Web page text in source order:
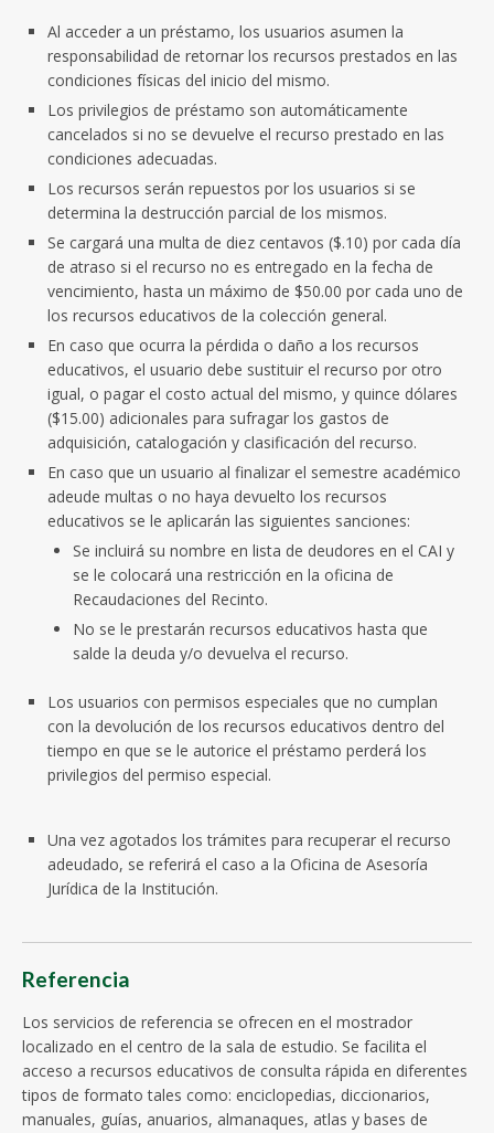
Al acceder a un préstamo, los usuarios asumen la
responsabilidad de retornar los recursos prestados en las
condiciones físicas del inicio del mismo.
Los privilegios de préstamo son automáticamente
cancelados si no se devuelve el recurso prestado en las
condiciones adecuadas.
Los recursos serán repuestos por los usuarios si se
determina la destrucción parcial de los mismos.
Se cargará una multa de diez centavos ($.10) por cada día
de atraso si el recurso no es entregado en la fecha de
vencimiento, hasta un máximo de $50.00 por cada uno de
los recursos educativos de la colección general.
En caso que ocurra la pérdida o daño a los recursos
educativos, el usuario debe sustituir el recurso por otro
igual, o pagar el costo actual del mismo, y quince dólares
($15.00) adicionales para sufragar los gastos de
adquisición, catalogación y clasificación del recurso.
En caso que un usuario al finalizar el semestre académico
adeude multas o no haya devuelto los recursos
educativos se le aplicarán las siguientes sanciones:
Se incluirá su nombre en lista de deudores en el CAI y
se le colocará una restricción en la oficina de
Recaudaciones del Recinto.
No se le prestarán recursos educativos hasta que
salde la deuda y/o devuelva el recurso.
Los usuarios con permisos especiales que no cumplan
con la devolución de los recursos educativos dentro del
tiempo en que se le autorice el préstamo perderá los
privilegios del permiso especial.
Una vez agotados los trámites para recuperar el recurso
adeudado, se referirá el caso a la Oficina de Asesoría
Jurídica de la Institución.
Referencia
Los servicios de referencia se ofrecen en el mostrador
localizado en el centro de la sala de estudio. Se facilita el
acceso a recursos educativos de consulta rápida en diferentes
tipos de formato tales como: enciclopedias, diccionarios,
manuales, guías, anuarios, almanaques, atlas y bases de